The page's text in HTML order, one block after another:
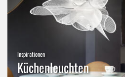
Inspirationen
Küchenleuchten